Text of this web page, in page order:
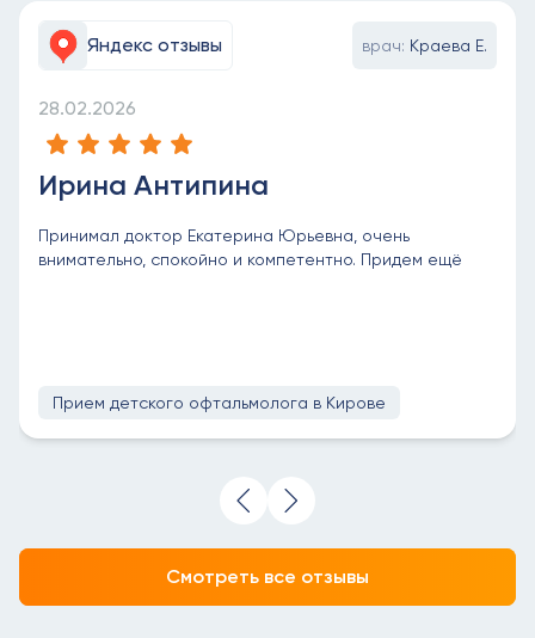
Яндекс отзывы врач: Краева Е.
28.02.2026
Ирина Антипина
Принимал доктор Екатерина Юрьевна, очень
внимательно, спокойно и компетентно. Придем ещё
Прием детского офтальмолога в Кирове
Смотреть все отзывы